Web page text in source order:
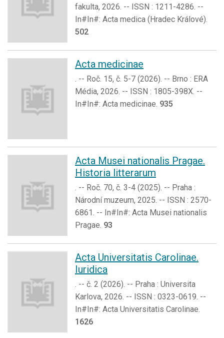
fakulta, 2026. -- ISSN : 1211-4286. --
In#In#: Acta medica (Hradec Králové).
502
Acta medicinae
. -- Roč. 15, č. 5-7 (2026). -- Brno : ERA
Média, 2026. -- ISSN : 1805-398X. --
In#In#: Acta medicinae. 935
Acta Musei nationalis Pragae.
Historia litterarum
. -- Roč. 70, č. 3-4 (2025). -- Praha :
Národní muzeum, 2025. -- ISSN : 2570-
6861. -- In#In#: Acta Musei nationalis
Pragae. 93
Acta Universitatis Carolinae.
Iuridica
. -- č. 2 (2026). -- Praha : Universita
Karlova, 2026. -- ISSN : 0323-0619. --
In#In#: Acta Universitatis Carolinae.
1626